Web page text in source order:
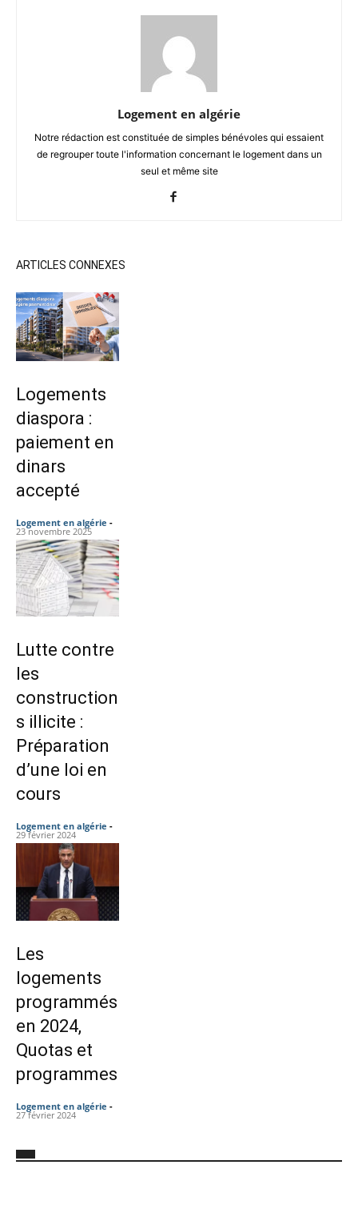
Logement en algérie
Notre rédaction est constituée de simples bénévoles qui essaient
de regrouper toute l'information concernant le logement dans un
seul et même site
ARTICLES CONNEXES
Logements
diaspora :
paiement en
dinars
accepté
Logement en algérie -
23 novembre 2025
Lutte contre
les
construction
s illicite :
Préparation
d’une loi en
cours
Logement en algérie -
29 février 2024
Les
logements
programmés
en 2024,
Quotas et
programmes
Logement en algérie -
27 février 2024